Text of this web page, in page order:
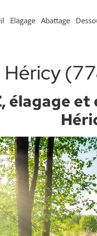
Elagage Abattage
Héricy
élagage